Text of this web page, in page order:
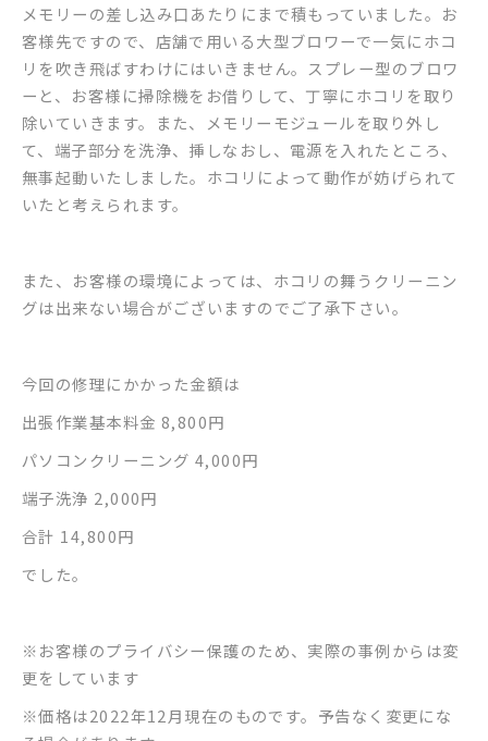
メモリーの差し込み口あたりにまで積もっていました。お
客様先ですので、店舗で用いる大型ブロワーで一気にホコ
リを吹き飛ばすわけにはいきません。スプレー型のブロワ
ーと、お客様に掃除機をお借りして、丁寧にホコリを取り
除いていきます。また、メモリーモジュールを取り外し
て、端子部分を洗浄、挿しなおし、電源を入れたところ、
無事起動いたしました。ホコリによって動作が妨げられて
いたと考えられます。
また、お客様の環境によっては、ホコリの舞うクリーニン
グは出来ない場合がございますのでご了承下さい。
今回の修理にかかった金額は
出張作業基本料金 8,800円
パソコンクリーニング 4,000円
端子洗浄 2,000円
合計 14,800円
でした。
※お客様のプライバシー保護のため、実際の事例からは変
更をしています
※価格は2022年12月現在のものです。予告なく変更にな